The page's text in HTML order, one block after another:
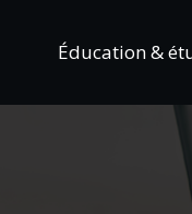
Éducation &